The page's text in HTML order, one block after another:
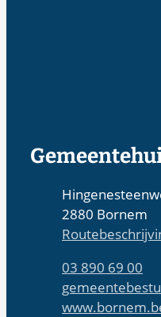
Contact &
Adres
,2880 Bornem
03 890 69 00
E-mail
Website